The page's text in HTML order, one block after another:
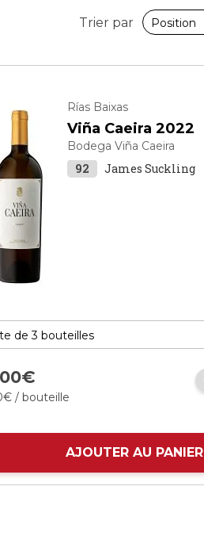
Trier par
Rías Baixas
Viña Caeira 2022
Bodega Viña Caeira
92 James Suckling
00€
€ / bouteille
AJOUTER AU PANIER